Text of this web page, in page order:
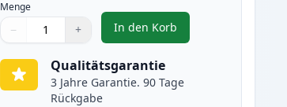
Menge
Menge
Verwenden Sie die Tasten, um anzupassen
− +
Menge 1
In den Korb
, 2 stück Brother LC223
Qualitätsgarantie
3 Jahre Garantie. 90 Tage
Rückgabe